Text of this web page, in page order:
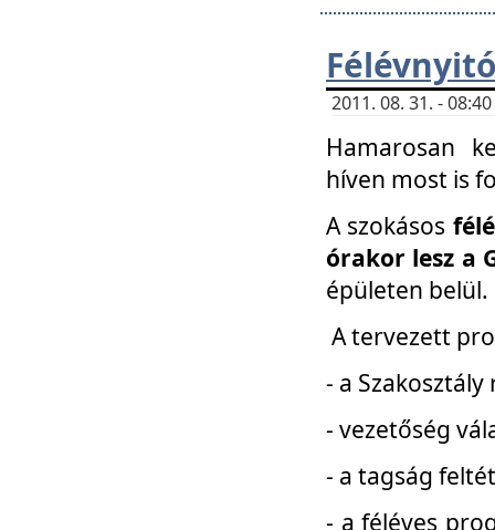
2011. 08. 31. -
Hamarosan
híven most is
A szokásos
órakor lesz a
épületen belül.
A tervezett
- a
- vezetőség
- a tagság
- a féléves